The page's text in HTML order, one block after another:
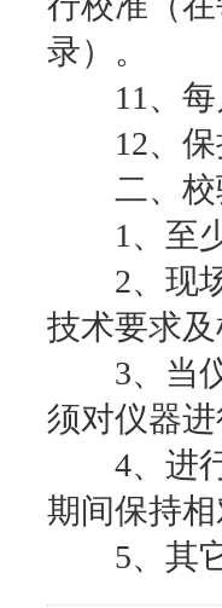
录）。
11、每
12、保
二、校
1、至少
2、现场
技术要求
3、当仪
须对仪器
4、进行
期间保持
5、其它